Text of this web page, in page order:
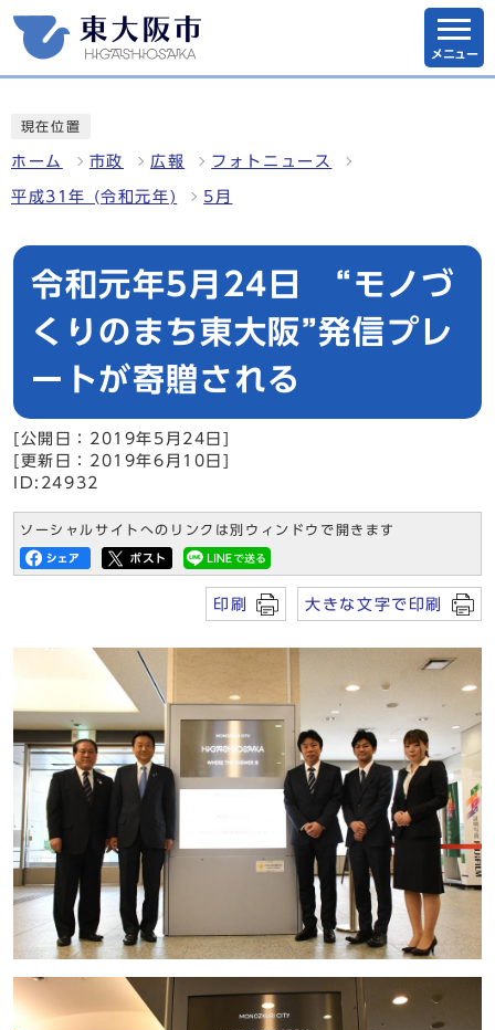
メニュー
現在位置
ホーム 市政 広報 フォトニュース
平成31年 (令和元年) 5月
令和元年5月24日 “モノづ
くりのまち東大阪”発信プレ
ートが寄贈される
[公開日：2019年5月24日]
[更新日：2019年6月10日]
ID:24932
ソーシャルサイトへのリンクは別ウィンドウで開きます
印刷 大きな文字で印刷